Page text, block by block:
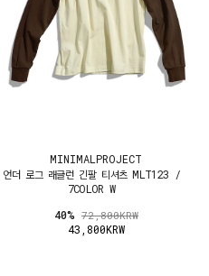
MINIMALPROJECT
언더 로그 래글런 긴팔 티셔츠 MLT123 /
7COLOR W
40% 72,800KRW
43,800KRW